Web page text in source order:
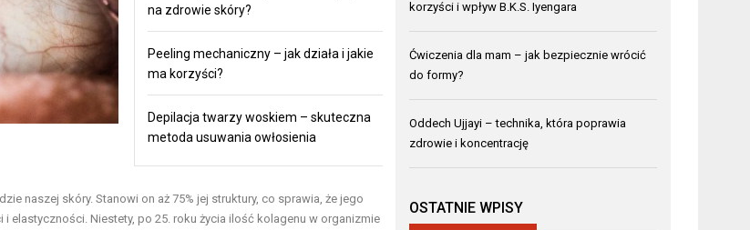
na zdrowie skóry?
Peeling mechaniczny – jak działa i jakie
ma korzyści?
Depilacja twarzy woskiem – skuteczna
metoda usuwania owłosienia
naszej skóry. Stanowi on aż 75% jej struktury, co sprawia, że jego
Niestety, po 25. roku życia ilość kolagenu w organizmie
korzyści i wpływ B.K.S. Iyengara
Ćwiczenia dla mam – jak bezpiecznie wrócić
do formy?
Oddech Ujjayi – technika, która poprawia
zdrowie i koncentrację
OSTATNIE WPISY